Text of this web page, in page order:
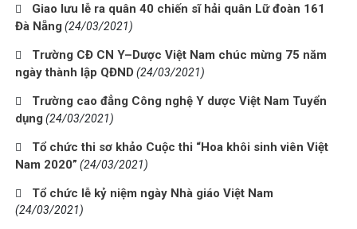
Giao lưu lễ ra quân 40 chiến sĩ hải quân Lữ đoàn 161
Đà Nẵng (24/03/2021)
Trường CĐ CN Y–Dược Việt Nam chúc mừng 75 năm
ngày thành lập QĐND (24/03/2021)
Trường cao đẳng Công nghệ Y dược Việt Nam Tuyển
dụng (24/03/2021)
Tổ chức thi sơ khảo Cuộc thi “Hoa khôi sinh viên Việt
Nam 2020” (24/03/2021)
Tổ chức lễ kỷ niệm ngày Nhà giáo Việt Nam
(24/03/2021)